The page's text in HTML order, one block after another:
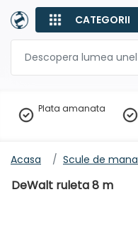
CATEGORII
Plata amanata
Acasa Scule de mana
DeWalt ruleta 8 m